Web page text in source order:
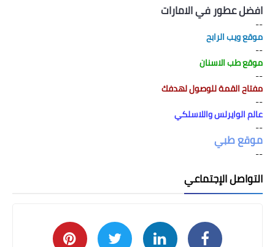
افضل عطور في الامارات
--
موقع ويب الرابح
--
موقع طب الاسنان
--
مفتاح القمة للوصول لهدفك
--
عالم الوايرلس واللاسلكي
--
موقع طبي
--
التواصل الإجتماعي